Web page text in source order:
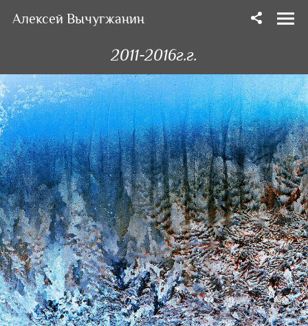
Алексей Вычугжанин
2011-2016г.г.